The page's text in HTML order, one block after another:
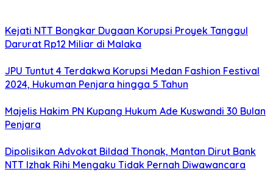
Kejati NTT Bongkar Dugaan Korupsi Proyek Tanggul
Darurat Rp12 Miliar di Malaka
JPU Tuntut 4 Terdakwa Korupsi Medan Fashion Festival
2024, Hukuman Penjara hingga 5 Tahun
Majelis Hakim PN Kupang Hukum Ade Kuswandi 30 Bulan
Penjara
Dipolisikan Advokat Bildad Thonak, Mantan Dirut Bank
NTT Izhak Rihi Mengaku Tidak Pernah Diwawancara